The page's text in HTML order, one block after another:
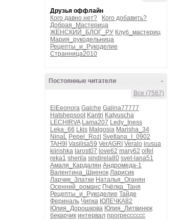
Друзья оффлайн
Кого давно нет?
Кого добавить?
Добрая_Мастерица
ЖЕНСКИЙ_БЛОГ_РУ Клуб_мастериц
Мария_рукодельница
Рецепты_и_Рукоделие
Странница2010
-
Постоянные читатели
Все (7567)
ElEeonora Galche Galina77777
Hatshepsoot Kantri Katyuscha
LECHIRVA Lama207 Ledy_Iness
Leka_66 Lkis Malgosia Marisha_34
NinaL Pepel_Rozi Svetlana_I_0902
TAH9I Vasilisa59 VerAGRI Veralo irusua
kiirishka larost07 love62 mary62 olfel
reka1 sherila sindirela80 svet-lana51
Амаля_Кардалян Андромеда-1
Валентина_Шиенок Ларисик
Ларчик_Златки Наталья_Оганян
Осенний_романс Пчёлка_Таня
Рецепты_и_Рукоделие Тайде
Фериналь Чипка ЮЛЕЧКА82
Юлия_Дорошкова Юлия_Литвинюк
бекарчик интервал прогресссссс